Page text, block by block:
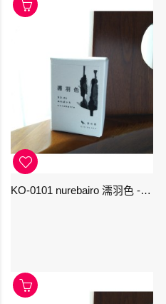
KO-0101 nurebairo 濡羽色 -日本名牌京の音樽裝鋼筆墨水40ml 4573356130012